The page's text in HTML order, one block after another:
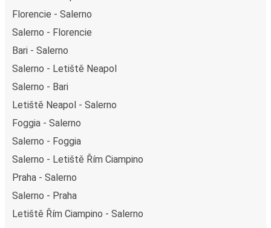
Florencie - Salerno
Salerno - Florencie
Bari - Salerno
Salerno - Letiště Neapol
Salerno - Bari
Letiště Neapol - Salerno
Foggia - Salerno
Salerno - Foggia
Salerno - Letiště Řím Ciampino
Praha - Salerno
Salerno - Praha
Letiště Řím Ciampino - Salerno